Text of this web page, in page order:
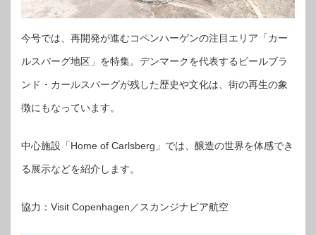
今号では、再開発が進むコペンハーゲンの注目エリア「カー
ルスバーグ地区」を特集。デンマークを代表するビールブラ
ンド・カールスバーグが残した歴史や文化は、街の再生の象
徴にもなっています。
中心施設「Home of Carlsberg」では、醸造の世界を体感でき
る展示などを紹介します。
協力：Visit Copenhagen／スカンジナビア航空